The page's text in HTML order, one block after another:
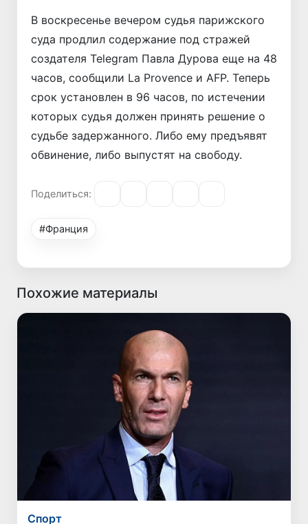
В воскресенье вечером судья парижского
суда продлил содержание под стражей
создателя Telegram Павла Дурова еще на 48
часов, сообщили La Provence и AFP. Теперь
срок установлен в 96 часов, по истечении
которых судья должен принять решение о
судьбе задержанного. Либо ему предъявят
обвинение, либо выпустят на свободу.
Поделиться:
#Франция
Похожие материалы
Спорт